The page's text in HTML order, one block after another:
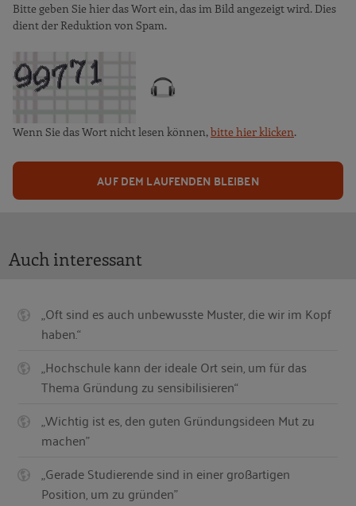
Bitte geben Sie hier das Wort ein, das im Bild angezeigt wird. Dies
dient der Reduktion von Spam.
Wenn Sie das Wort nicht lesen können,bitte hier klicken.
AUF DEM LAUFENDEN BLEIBEN
Auch interessant
„Oft sind es auch unbewusste Muster, die wir im Kopf
haben.“
„Hochschule kann der ideale Ort sein, um für das
Thema Gründung zu sensibilisieren“
„Wichtig ist es, den guten Gründungsideen Mut zu
machen"
„Gerade Studierende sind in einer großartigen
Position, um zu gründen"